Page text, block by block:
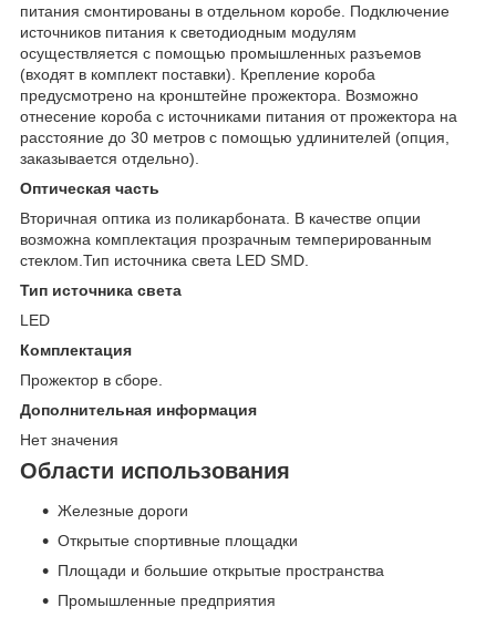
питания смонтированы в отдельном коробе. Подключение
источников питания к светодиодным модулям
осуществляется с помощью промышленных разъемов
(входят в комплект поставки). Крепление короба
предусмотрено на кронштейне прожектора. Возможно
отнесение короба с источниками питания от прожектора на
расстояние до 30 метров с помощью удлинителей (опция,
заказывается отдельно).
Оптическая часть
Вторичная оптика из поликарбоната. В качестве опции
возможна комплектация прозрачным темперированным
стеклом.Тип источника света LED SMD.
Тип источника света
LED
Комплектация
Прожектор в сборе.
Дополнительная информация
Нет значения
Области использования
Железные дороги
Открытые спортивные площадки
Площади и большие открытые пространства
Промышленные предприятия